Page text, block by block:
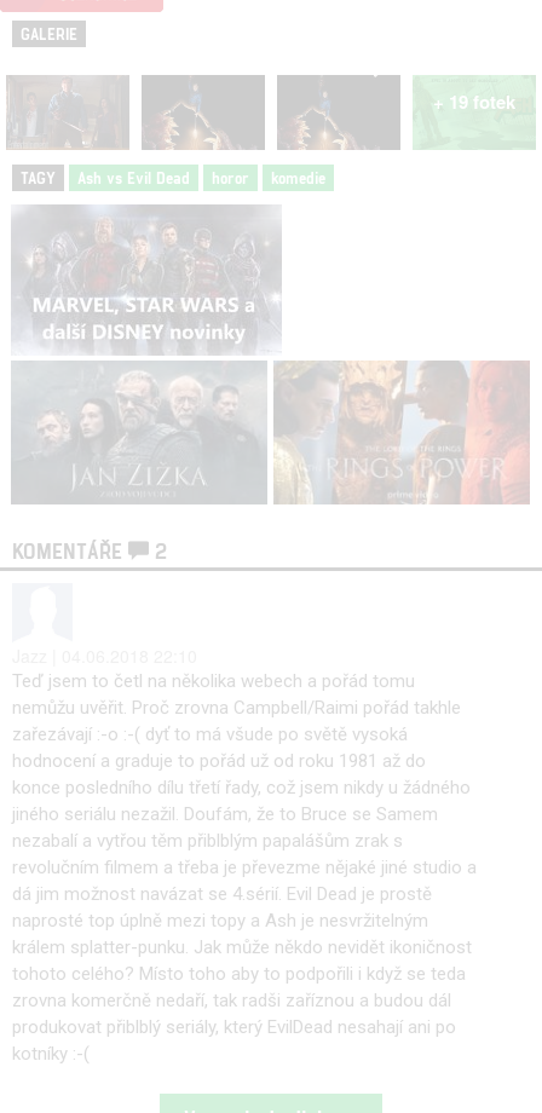
GALERIE
+ 19 fotek
TAGY Ash vs Evil Dead horor komedie
KOMENTÁŘE 2
Teď jsem to četl na několika webech a pořád tomu
nemůžu uvěřit. Proč zrovna Campbell/Raimi pořád takhle
zařezávají :-o :-( dyť to má všude po světě vysoká
hodnocení a graduje to pořád už od roku 1981 až do
konce posledního dílu třetí řady, což jsem nikdy u žádného
jiného seriálu nezažil. Doufám, že to Bruce se Samem
nezabalí a vytřou těm přiblblým papalášům zrak s
revolučním filmem a třeba je převezme nějaké jiné studio a
dá jim možnost navázat se 4.sérií. Evil Dead je prostě
naprosté top úplně mezi topy a Ash je nesvržitelným
králem splatter-punku. Jak může někdo nevidět ikoničnost
tohoto celého? Místo toho aby to podpořili i když se teda
zrovna komerčně nedaří, tak radši zaříznou a budou dál
produkovat přiblblý seriály, který EvilDead nesahají ani po
kotníky :-(